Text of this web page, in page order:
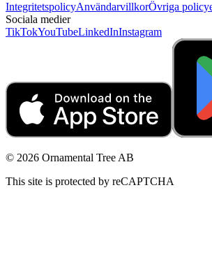
IntegritetspolicyAnvändarvillkorÖvriga
Sociala medier
TikTokYouTubeLinkedInInstagram
© 2026 Ornamental Tree AB
This site is protected by reCAPTCHA